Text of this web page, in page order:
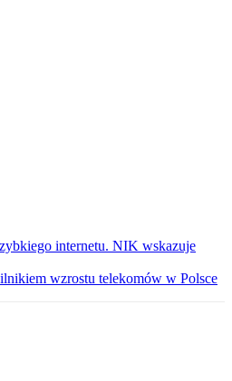
internetu. NIK wskazuje
wzrostu telekomów w Polsce